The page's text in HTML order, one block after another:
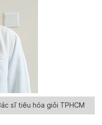
sĩ tiêu hóa giỏi TPHCM